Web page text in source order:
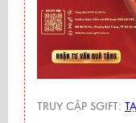
TRUY CẬP SGIFT: